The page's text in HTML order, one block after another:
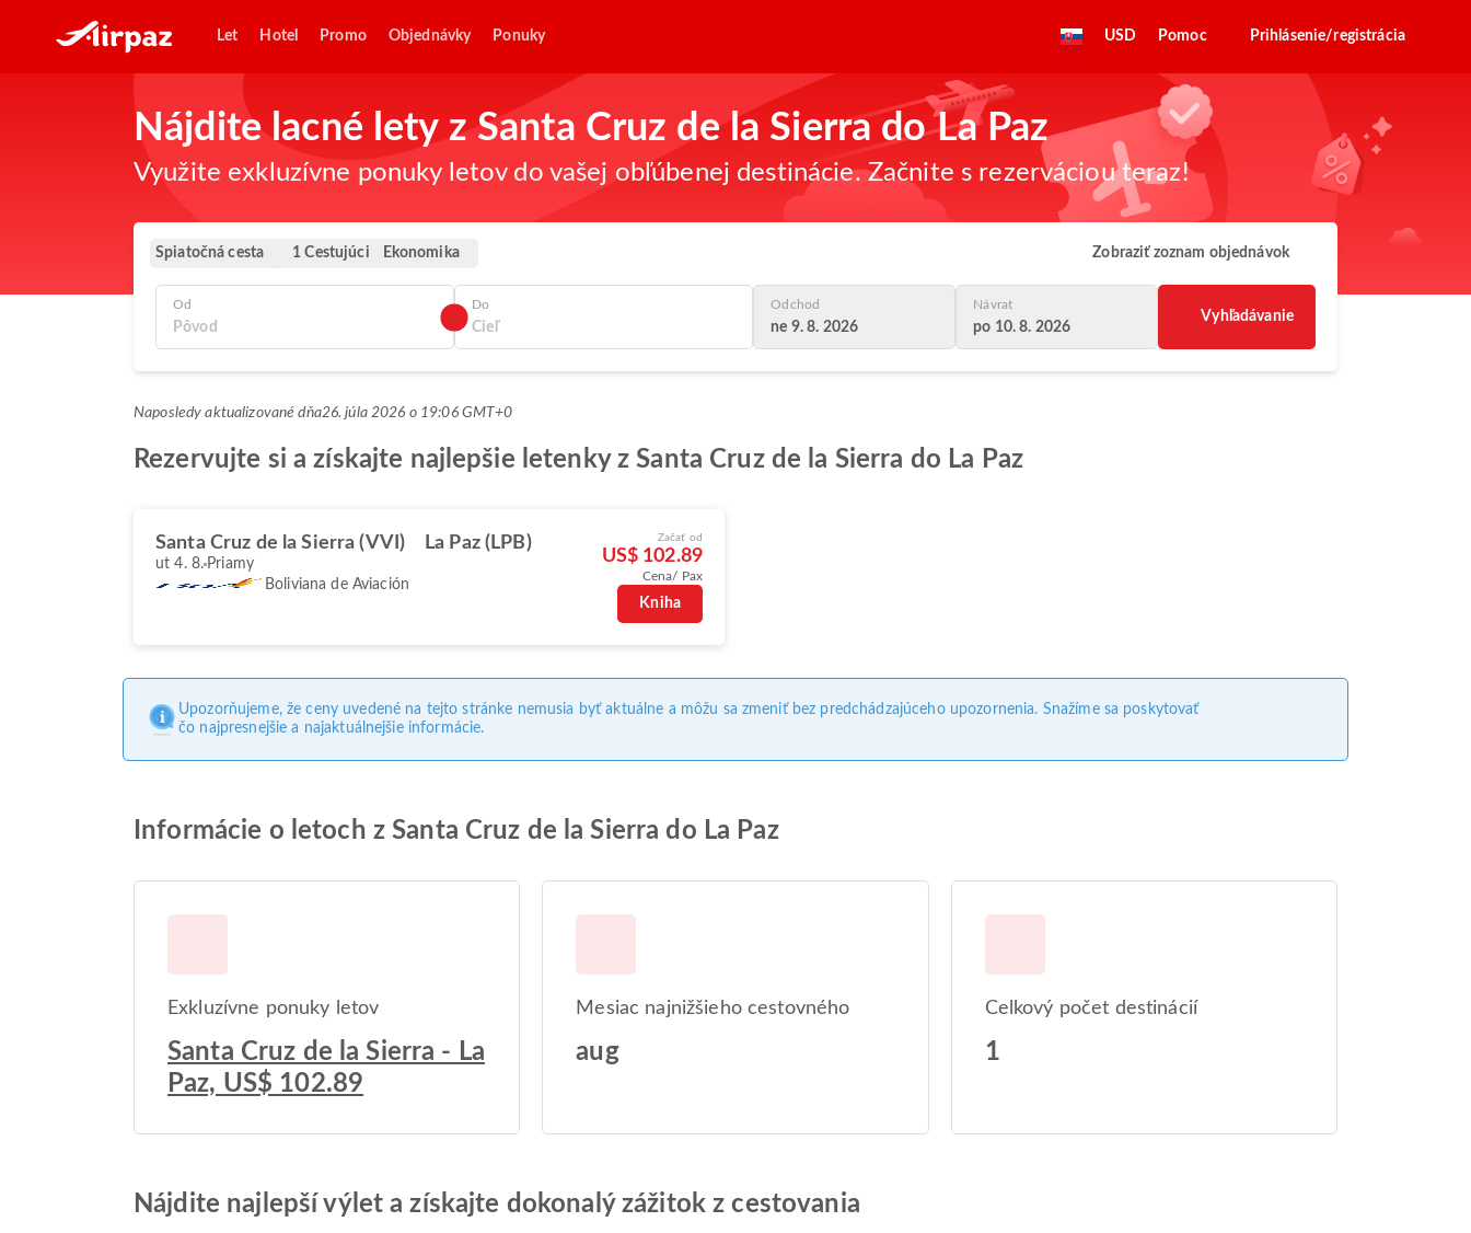
Let Hotel Promo Objednávky Ponuky USD Pomoc Prihlásenie/registrácia
Nájdite lacné lety z Santa Cruz de la Sierra do La Paz
Využite exkluzívne ponuky letov do vašej obľúbenej destinácie. Začnite s rezerváciou teraz!
Spiatočná cesta 1 Cestujúci Ekonomika Zobraziť zoznam objednávok
Od Do Odchod
ne 9. 8. 2026
Návrat
po 10. 8. 2026
Vyhľadávanie
Naposledy aktualizované dňa26. júla 2026 o 19:06 GMT+0
Rezervujte si a získajte najlepšie letenky z Santa Cruz de la Sierra do La Paz
Santa Cruz de la Sierra (VVI) La Paz (LPB)
ut 4. 8. Priamy
Boliviana de Aviación
Začať od
US$ 102.89
Cena/ Pax
Kniha
Upozorňujeme, že ceny uvedené na tejto stránke nemusia byť aktuálne a môžu sa zmeniť bez predchádzajúceho upozornenia. Snažíme sa poskytovať
čo najpresnejšie a najaktuálnejšie informácie.
Informácie o letoch z Santa Cruz de la Sierra do La Paz
Exkluzívne ponuky letov
Santa Cruz de la Sierra - La
Paz, US$ 102.89
Mesiac najnižšieho cestovného
aug
Celkový počet destinácií
1
Nájdite najlepší výlet a získajte dokonalý zážitok z cestovania